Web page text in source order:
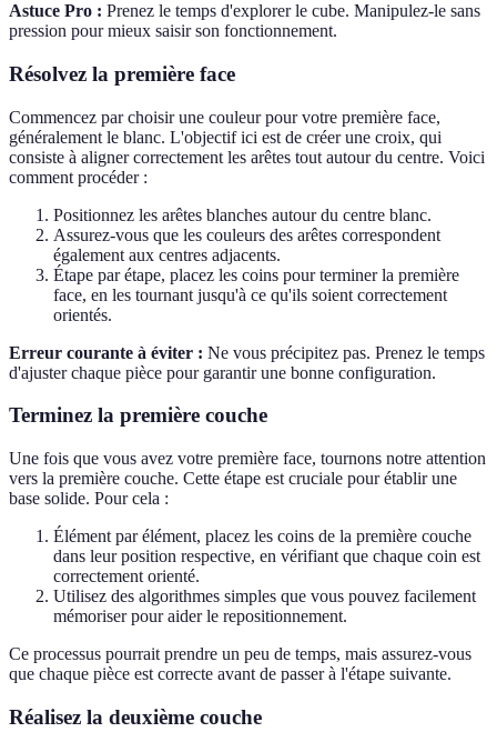
Astuce Pro : Prenez le temps d'explorer le cube. Manipulez-le sans
pression pour mieux saisir son fonctionnement.
Résolvez la première face
Commencez par choisir une couleur pour votre première face,
généralement le blanc. L'objectif ici est de créer une croix, qui
consiste à aligner correctement les arêtes tout autour du centre. Voici
comment procéder :
Positionnez les arêtes blanches autour du centre blanc.
Assurez-vous que les couleurs des arêtes correspondent
également aux centres adjacents.
Étape par étape, placez les coins pour terminer la première
face, en les tournant jusqu'à ce qu'ils soient correctement
orientés.
Erreur courante à éviter : Ne vous précipitez pas. Prenez le temps
d'ajuster chaque pièce pour garantir une bonne configuration.
Terminez la première couche
Une fois que vous avez votre première face, tournons notre attention
vers la première couche. Cette étape est cruciale pour établir une
base solide. Pour cela :
Élément par élément, placez les coins de la première couche
dans leur position respective, en vérifiant que chaque coin est
correctement orienté.
Utilisez des algorithmes simples que vous pouvez facilement
mémoriser pour aider le repositionnement.
Ce processus pourrait prendre un peu de temps, mais assurez-vous
que chaque pièce est correcte avant de passer à l'étape suivante.
Réalisez la deuxième couche